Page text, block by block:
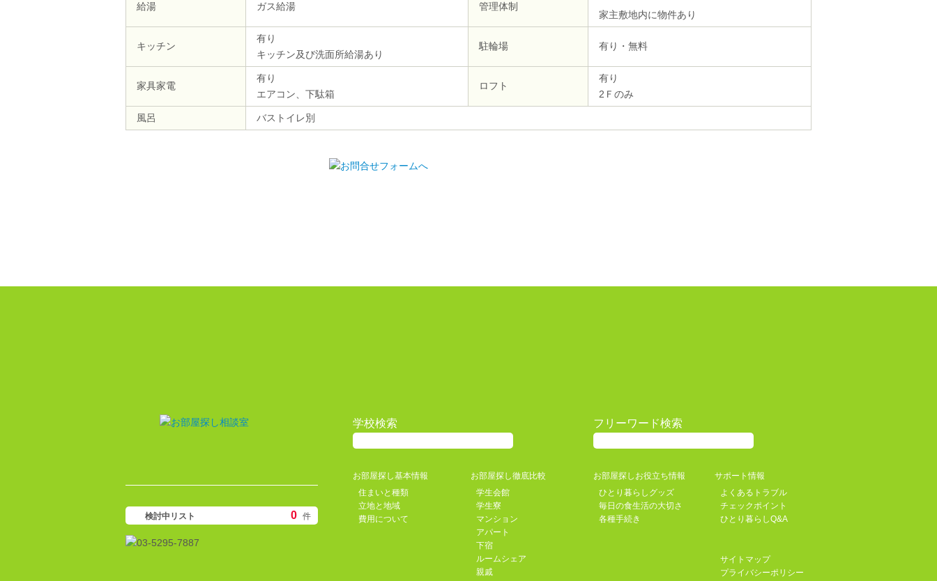
給湯 ガス給湯 管理体制
家主敷地内に物件あり
キッチン
有り
キッチン及び洗面所給湯あり
駐輪場 有り・無料
家具家電
有り
エアコン、下駄箱
ロフト
有り
2Ｆのみ
風呂 バストイレ別
検討中リスト 0 件
学校検索 フリーワード検索
お部屋探し基本情報
住まいと種類
立地と地域
費用について
お部屋探し徹底比較
学生会館
学生寮
マンション
アパート
下宿
ルームシェア
親戚
お部屋探しお役立ち情報
ひとり暮らしグッズ
毎日の食生活の大切さ
各種手続き
サポート情報
よくあるトラブル
チェックポイント
ひとり暮らしQ&A
サイトマップ
プライバシーポリシー